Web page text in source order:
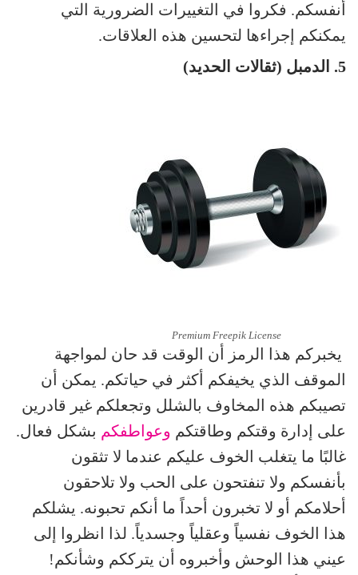
أنفسكم. فكروا في التغييرات الضرورية التي
يمكنكم إجراءها لتحسين هذه العلاقات.
5. الدمبل (ثقالات الحديد)
Premium Freepik License
يخبركم هذا الرمز أن الوقت قد حان لمواجهة
الموقف الذي يخيفكم أكثر في حياتكم. يمكن أن
تصيبكم هذه المخاوف بالشلل وتجعلكم غير قادرين
على إدارة وقتكم وطاقتكم وعواطفكم بشكل فعال.
غالبًا ما يتغلب الخوف عليكم عندما لا تثقون
بأنفسكم ولا تنفتحون على الحب ولا تلاحقون
أحلامكم أو لا تخبرون أحداً ما أنكم تحبونه. يشلكم
هذا الخوف نفسياً وعقلياً وجسدياً. لذا انظروا إلى
عيني هذا الوحش وأخبروه أن يترككم وشأنكم!